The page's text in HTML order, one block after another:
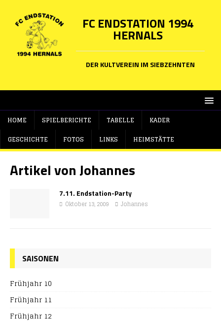
FC ENDSTATION 1994
HERNALS
DER KULTVEREIN IM SIEBZEHNTEN
HOME SPIELBERICHTE TABELLE
KADER
GESCHICHTE
FOTOS LINKS HEIMSTÄTTE
Artikel von Johannes
7.11. Endstation-Party
Oktober 13, 2009 Johannes
SAISONEN
Frühjahr 10
Frühjahr 11
Frühjahr 12